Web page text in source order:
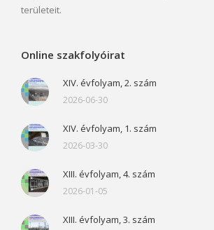
területeit.
Online szakfolyóirat
XIV. évfolyam, 2. szám
2026-06-30
XIV. évfolyam, 1. szám
2026-03-30
XIII. évfolyam, 4. szám
2026-01-05
XIII. évfolyam, 3. szám